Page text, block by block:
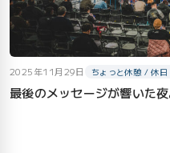
2025年11月29日 ちょっと休憩 / 休
最後のメッセージが響いた夜